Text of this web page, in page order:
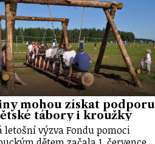
mohou získat podporu
tábory i kroužky
letošní výzva Fondu pomoci